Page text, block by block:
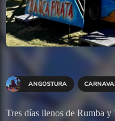
ANGOSTURA
Tres días llenos de Rumba